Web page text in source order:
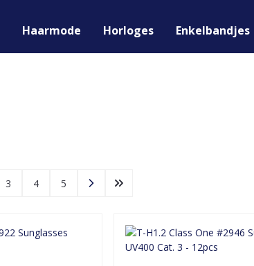
Haarmode Horloges Enkelbandjes
3 4 5